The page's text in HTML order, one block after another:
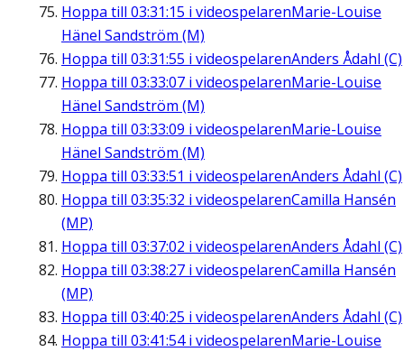
Hoppa till 03:31:15 i videospelarenMarie-Louise
Hänel Sandström (M)
Hoppa till 03:31:55 i videospelarenAnders Ådahl (C)
Hoppa till 03:33:07 i videospelarenMarie-Louise
Hänel Sandström (M)
Hoppa till 03:33:09 i videospelarenMarie-Louise
Hänel Sandström (M)
Hoppa till 03:33:51 i videospelarenAnders Ådahl (C)
Hoppa till 03:35:32 i videospelarenCamilla Hansén
(MP)
Hoppa till 03:37:02 i videospelarenAnders Ådahl (C)
Hoppa till 03:38:27 i videospelarenCamilla Hansén
(MP)
Hoppa till 03:40:25 i videospelarenAnders Ådahl (C)
Hoppa till 03:41:54i videospelarenMarie-Louise